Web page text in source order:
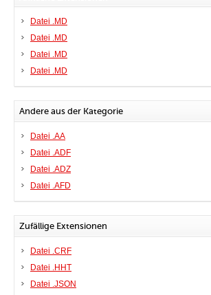
Datei .MD
Datei .MD
Datei .MD
Datei .MD
Andere aus der Kategorie
Datei .AA
Datei .ADF
Datei .ADZ
Datei .AFD
Zufällige Extensionen
Datei .CRF
Datei .HHT
Datei .JSON